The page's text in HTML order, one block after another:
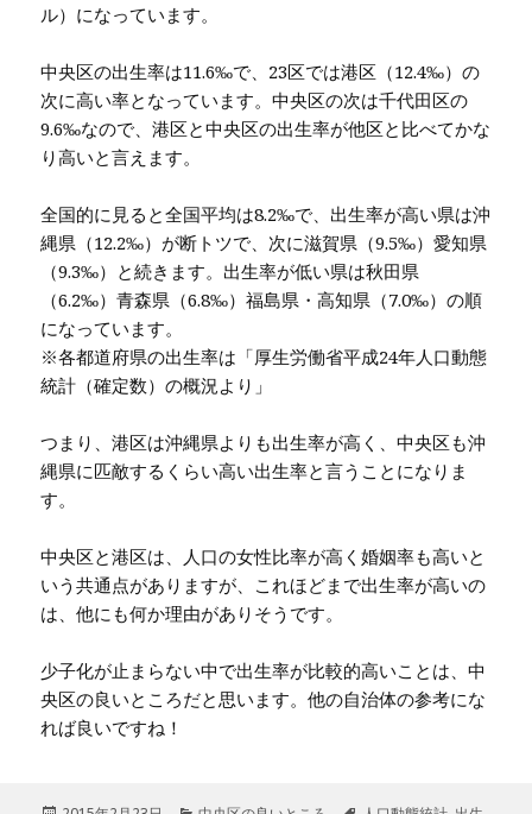
ル）になっています。
中央区の出生率は11.6‰で、23区では港区（12.4‰）の
次に高い率となっています。中央区の次は千代田区の
9.6‰なので、港区と中央区の出生率が他区と比べてかな
り高いと言えます。
全国的に見ると全国平均は8.2‰で、出生率が高い県は沖
縄県（12.2‰）が断トツで、次に滋賀県（9.5‰）愛知県
（9.3‰）と続きます。出生率が低い県は秋田県
（6.2‰）青森県（6.8‰）福島県・高知県（7.0‰）の順
になっています。
※各都道府県の出生率は「厚生労働省平成24年人口動態
統計（確定数）の概況より」
つまり、港区は沖縄県よりも出生率が高く、中央区も沖
縄県に匹敵するくらい高い出生率と言うことになりま
す。
中央区と港区は、人口の女性比率が高く婚姻率も高いと
いう共通点がありますが、これほどまで出生率が高いの
は、他にも何か理由がありそうです。
少子化が止まらない中で出生率が比較的高いことは、中
央区の良いところだと思います。他の自治体の参考にな
れば良いですね！